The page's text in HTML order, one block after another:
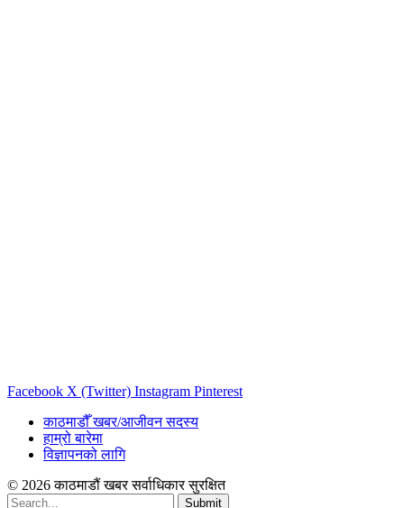
Facebook X (Twitter) Instagram Pinterest
काठमाडौँ खबर/आजीवन सदस्य
हाम्रो बारेमा
विज्ञापनको लागि
© 2026 काठमाडौं खबर सर्वाधिकार सुरक्षित
Submit